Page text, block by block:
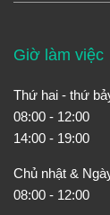
Giờ làm việc
Thứ hai - thứ
08:00 - 12:00
14:00 - 19:00
Chủ nhật &
08:00 - 12:00